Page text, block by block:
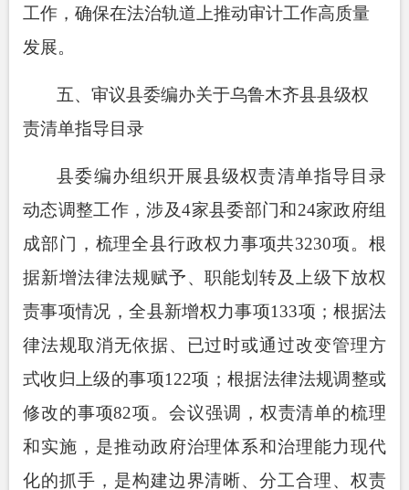
工作，确保在法治轨道上推动审计工作高质量
发展。
五、审议县委编办关于乌鲁木齐县县级权
责清单指导目录
县委编办组织开展县级权责清单指导目录
动态调整工作，涉及4家县委部门和24家政府组
成部门，梳理全县行政权力事项共3230项。根
据新增法律法规赋予、职能划转及上级下放权
责事项情况，全县新增权力事项133项；根据法
律法规取消无依据、已过时或通过改变管理方
式收归上级的事项122项；根据法律法规调整或
修改的事项82项。会议强调 ，权责清单的梳理
和实施，是推动政府治理体系和治理能力现代
化的抓手，是构建边界清晰、分工合理、权责